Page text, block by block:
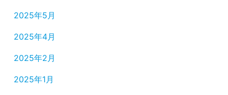
2025年5月
2025年4月
2025年2月
2025年1月